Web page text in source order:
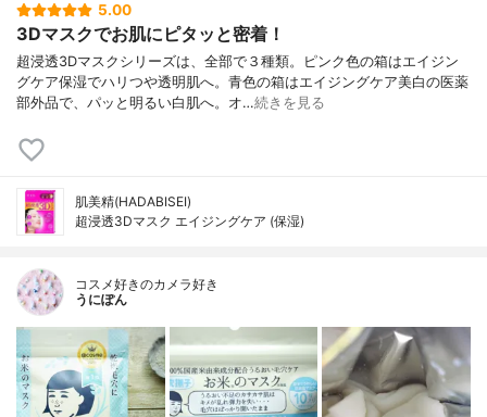
5.00
3Dマスクでお肌にピタッと密着！
超浸透3Dマスクシリーズは、全部で３種類。ピンク色の箱はエイジン
グケア保湿でハリつや透明肌へ。青色の箱はエイジングケア美白の医薬
部外品で、パッと明るい白肌へ。オ…続きを見る
肌美精(HADABISEI)
超浸透3Dマスク エイジングケア (保湿)
コスメ好きのカメラ好き
うにぽん